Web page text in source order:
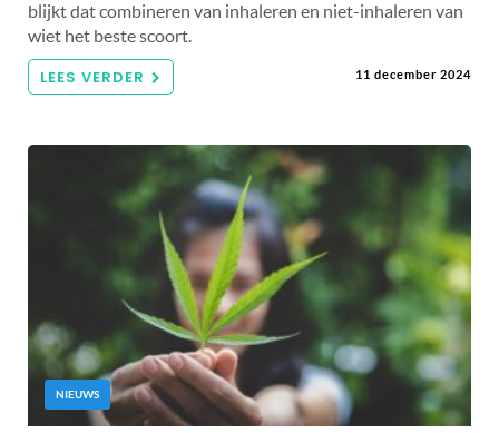
blijkt dat combineren van inhaleren en niet-inhaleren van
wiet het beste scoort.
LEES VERDER 11 december 2024
NIEUWS